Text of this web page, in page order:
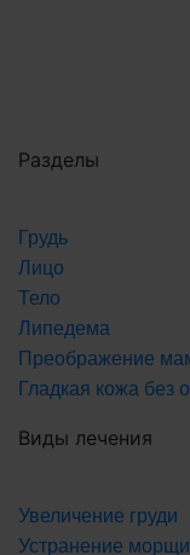
Разделы
Грудь
Лицо
Тело
Липедема
Преображение
Гладкая кожа без
Виды лечения
Увеличение груди
Устранение